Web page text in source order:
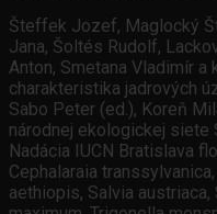
Šteffek Jozef, Maglocký
Jana, Šoltés Rudolf,
Anton, Smetana Vladimír a
charakteristika jadrových
Sabo Peter (ed.), Koreň
národnej ekologickej siete
Nadácia IUCN Bratislava
Cephalaraia
aethiopis, Salvia